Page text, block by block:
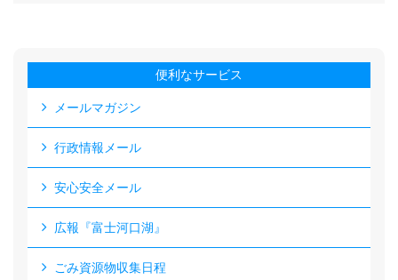
便利なサービス
メールマガジン
行政情報メール
安心安全メール
広報『富士河口湖』
ごみ資源物収集日程